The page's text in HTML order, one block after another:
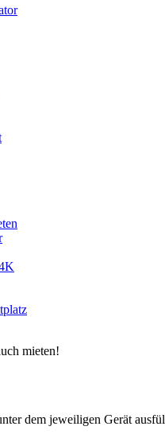
mieten!
dem jeweiligen Gerät